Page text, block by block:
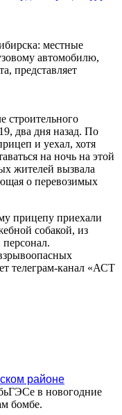
местные
автомобилю,
представляет
строительного
два дня назад. По
и уехал, хотя
на ночь на этой
жителей вызвала
о перевозимых
прицепу приехали
собакой, из
телеграм-канал «АСТ
районе
в новогодние
бомбе.